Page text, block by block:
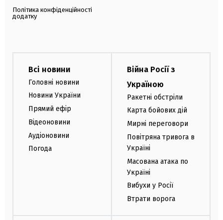
Політика конфіденційності
додатку
Всі новини
Головні новини
Новини України
Прямий ефір
Відеоновини
Аудіоновини
Погода
Війна Росії з
Україною
Ракетні обстріли
Карта бойових дій
Мирні переговори
Повітряна тривога в
Україні
Масована атака по
Україні
Вибухи у Росії
Втрати ворога